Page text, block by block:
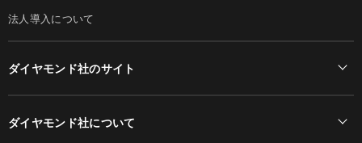
法人導入について
ダイヤモンド社のサイト
ダイヤモンド社について